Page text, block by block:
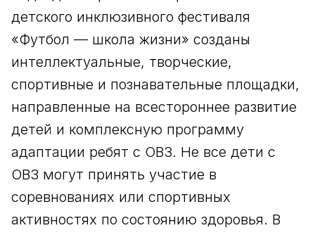
детского инклюзивного фестиваля
«Футбол — школа жизни» созданы
интеллектуальные, творческие,
спортивные и познавательные площадки,
направленные на всестороннее развитие
детей и комплексную программу
адаптации ребят с ОВЗ. Не все дети с
ОВЗ могут принять участие в
соревнованиях или спортивных
активностях по состоянию здоровья. В